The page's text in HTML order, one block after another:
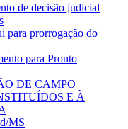
de decisão judicial
para prorrogação do
para Pronto
DE CAMPO
E À
MS